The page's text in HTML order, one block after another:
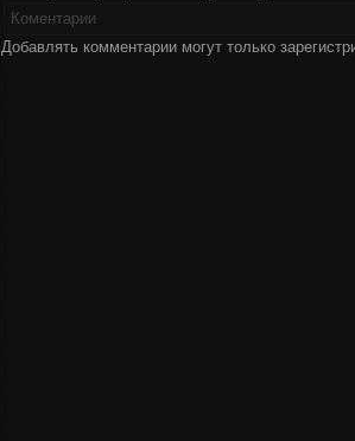
Коментарии
Добавлять комментарии могут только